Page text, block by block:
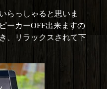
らっしゃると思いま
ーカーOFF出来ますの
、リラックスされて下